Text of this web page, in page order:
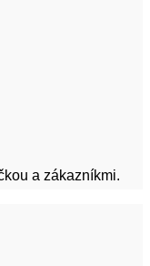
a zákazníkmi.